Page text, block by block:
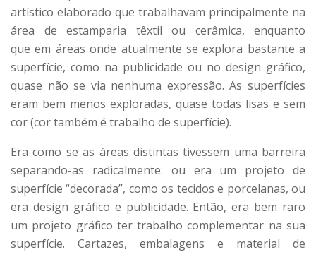
artístico elaborado que trabalhavam principalmente na
área de estamparia têxtil ou cerâmica, enquanto
que em áreas onde atualmente se explora bastante a
superfície, como na publicidade ou no design gráfico,
quase não se via nenhuma expressão. As superfícies
eram bem menos exploradas, quase todas lisas e sem
cor (cor também é trabalho de superfície).
Era como se as áreas distintas tivessem uma barreira
separando-as radicalmente: ou era um projeto de
superfície “decorada”, como os tecidos e porcelanas, ou
era design gráfico e publicidade. Então, era bem raro
um projeto gráfico ter trabalho complementar na sua
superfície. Cartazes, embalagens e material de